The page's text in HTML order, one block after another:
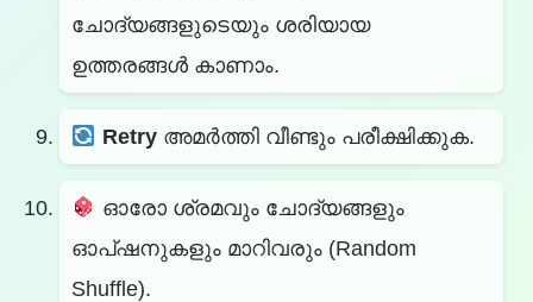
ചോദ്യങ്ങളുടെയും ശരിയായ
ഉത്തരങ്ങൾ കാണാം.
Retryഅമർത്തി വീണ്ടും പരീക്ഷിക്കുക.
ഓരോ ശ്രമവും ചോദ്യങ്ങളും
ഓപ്ഷനുകളും മാറിവരും (Random
Shuffle).